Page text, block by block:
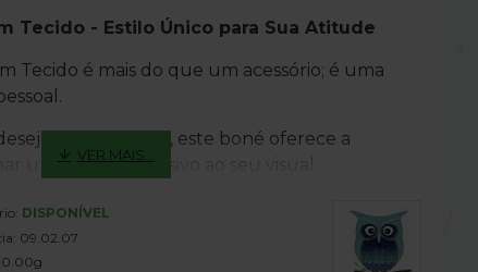
Tecido - Estilo Único para Sua Atitude
Tecido é mais do que um acessório; é uma
se destacar, este boné oferece a
um toque exclusivo ao seu visual.
DISPONÍVEL
09.02.07